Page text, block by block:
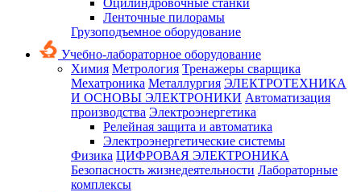
Оцилиндровочные станки
Ленточные пилорамы
Грузоподъемное оборудование
Учебно-лабораторное оборудование
Химия Метрология Тренажеры сварщика
Мехатроника Металлургия ЭЛЕКТРОТЕХНИКА
И ОСНОВЫ ЭЛЕКТРОНИКИ Автоматизация
производства Электроэнергетика
Релейная защита и автоматика
Электроэнергетические системы
Физика ЦИФРОВАЯ ЭЛЕКТРОНИКА
Безопасность жизнедеятельности Лабораторные
комплексы